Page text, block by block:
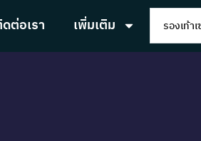
ต่อเรา เพิ่มเติม